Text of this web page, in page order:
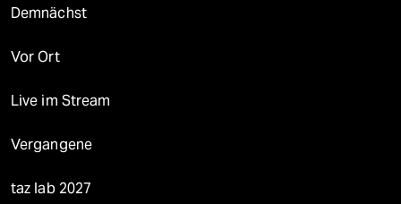
Demnächst
Vor Ort
Live im Stream
Vergangene
taz lab 2027